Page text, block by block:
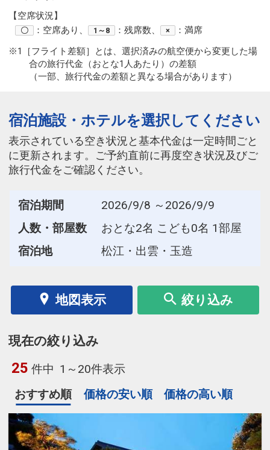
【空席状況】
〇 ：空席あり、 1～8 ：残席数、 ×
：満席
※1［フライト差額］とは、選択済みの航空便から変更した場
合の旅行代金（おとな1人あたり）の差額
（一部、旅行代金の差額と異なる場合があります）
宿泊施設・ホテルを選択してください
表示されている空き状況と基本代金は一定時間ごと
に更新されます。ご予約直前に再度空き状況及びご
旅行代金をご確認ください。
宿泊期間
2026/9/8 ～2026/9/9
人数・部屋数
おとな2名 こども0名 1部屋
宿泊地
松江・出雲・玉造
地図表示 絞り込み
現在の絞り込み
25 件中 1～20件表示
おすすめ順
価格の安い順 価格の高い順